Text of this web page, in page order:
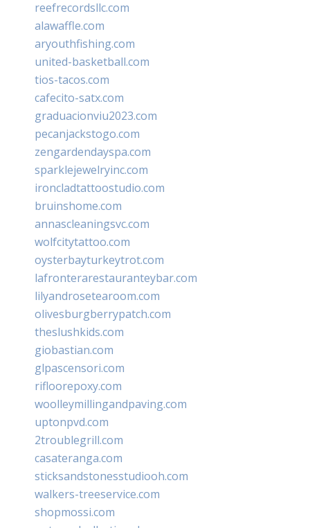
reefrecordsllc.com
alawaffle.com
aryouthfishing.com
united-basketball.com
tios-tacos.com
cafecito-satx.com
graduacionviu2023.com
pecanjackstogo.com
zengardendayspa.com
sparklejewelryinc.com
ironcladtattoostudio.com
bruinshome.com
annascleaningsvc.com
wolfcitytattoo.com
oysterbayturkeytrot.com
lafronterarestauranteybar.com
lilyandrosetearoom.com
olivesburgberrypatch.com
theslushkids.com
giobastian.com
glpascensori.com
rifloorepoxy.com
woolleymillingandpaving.com
uptonpvd.com
2troublegrill.com
casateranga.com
sticksandstonesstudiooh.com
walkers-treeservice.com
shopmossi.com